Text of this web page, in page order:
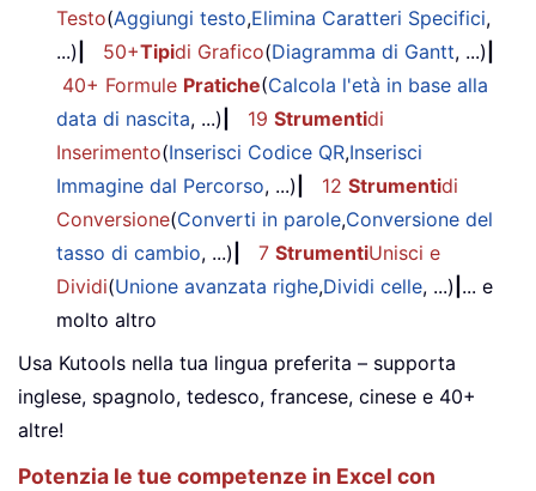
Testo(Aggiungi testo,Elimina Caratteri Specifici,
...)
50+Tipidi Grafico(Diagramma di Gantt, ...)
40+ Formule Pratiche(Calcola l'età in base alla
data di nascita, ...) 19 Strumentidi
Inserimento(Inserisci Codice QR,Inserisci
Immagine dal Percorso, ...) 12 Strumentidi
Conversione(Converti in parole,Conversione del
tasso di cambio, ...) 7 StrumentiUnisci e
Dividi(Unione avanzata righe,Dividi celle, ...) ... e
molto altro
Usa Kutools nella tua lingua preferita – supporta
inglese, spagnolo, tedesco, francese, cinese e 40+
altre!
Potenzia le tue competenze in Excel con